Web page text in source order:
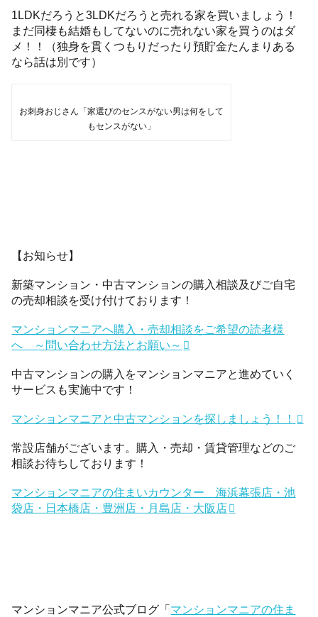
1LDKだろうと3LDKだろうと売れる家を買いましょう！
まだ同棲も結婚もしてないのに売れない家を買うのはダ
メ！！（独身を貫くつもりだったり預貯金たんまりある
なら話は別です）
お刺身おじさん「家選びのセンスがない男は何をして
もセンスがない」
【お知らせ】
新築マンション・中古マンションの購入相談及びご自宅
の売却相談を受け付けております！
マンションマニアへ購入・売却相談をご希望の読者様
へ ～問い合わせ方法とお願い～
中古マンションの購入をマンションマニアと進めていく
サービスも実施中です！
マンションマニアと中古マンションを探しましょう！！
常設店舗がございます。購入・売却・賃貸管理などのご
相談お待ちしております！
マンションマニアの住まいカウンター 海浜幕張店・池
袋店・日本橋店・豊洲店・月島店・大阪店
マンションマニア公式ブログ「マンションマニアの住ま